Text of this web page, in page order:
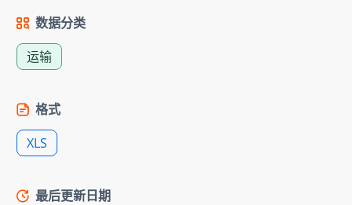
数据分类
运输
格式
XLS
最后更新日期